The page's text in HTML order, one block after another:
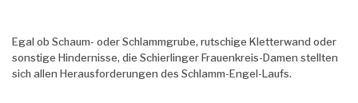
Egal ob Schaum- oder Schlammgrube, rutschige Kletterwand oder
sonstige Hindernisse, die Schierlinger Frauenkreis-Damen stellten
sich allen Herausforderungen des Schlamm-Engel-Laufs.